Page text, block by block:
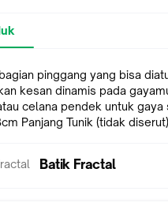
pinggang yang bisa
kesan dinamis pada
celana pendek untuk gaya
Panjang Tunik (tidak
Batik Fractal